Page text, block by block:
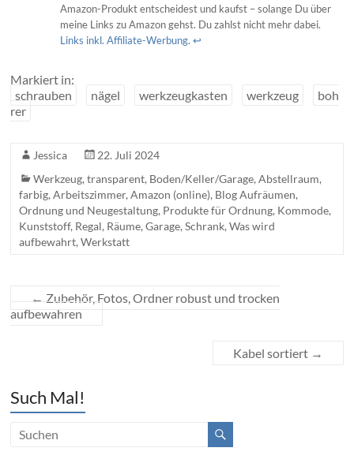
Amazon-Produkt entscheidest und kaufst – solange Du über
meine Links zu Amazon gehst. Du zahlst nicht mehr dabei.
Links inkl. Affiliate-Werbung. ↩︎
Markiert in:
schrauben
nägel werkzeugkasten werkzeug
boh
rer
Jessica
22. Juli 2024
Werkzeug,transparent, Boden/Keller/Garage,Abstellraum,
farbig,Arbeitszimmer,Amazon (online), Blog Aufräumen,
Ordnung und Neugestaltung, Produkte für Ordnung, Kommode,
Kunststoff, Regal, Räume,Garage,Schrank,Was wird
aufbewahrt,Werkstatt
← Zubehör, Fotos, Ordner robust und trocken
aufbewahren
Kabel sortiert →
Such Mal!